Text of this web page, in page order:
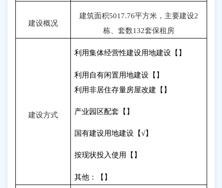
建设概况
建筑面积5017.76平方米，主要建设2
栋、套数132套保租房
建设方式
利用集体经营性建设用地建设【】
利用自有闲置用地建设【】
利用非居住存量房屋改建【】
产业园区配套【】
国有建设用地建设【√】
按现状投入使用【】
其他：【】